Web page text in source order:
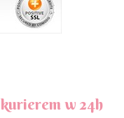
w 24h